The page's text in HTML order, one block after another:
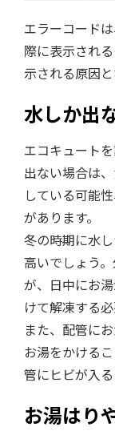
エラーコード
際に表示され
示される原因
水しか出
エコキュート
出ない場合は
している可能
があります。
冬の時期に水
高いでしょう
が、日中にお
けて解凍する必
また、配管に
お湯をかける
管にヒビが入
お湯はり